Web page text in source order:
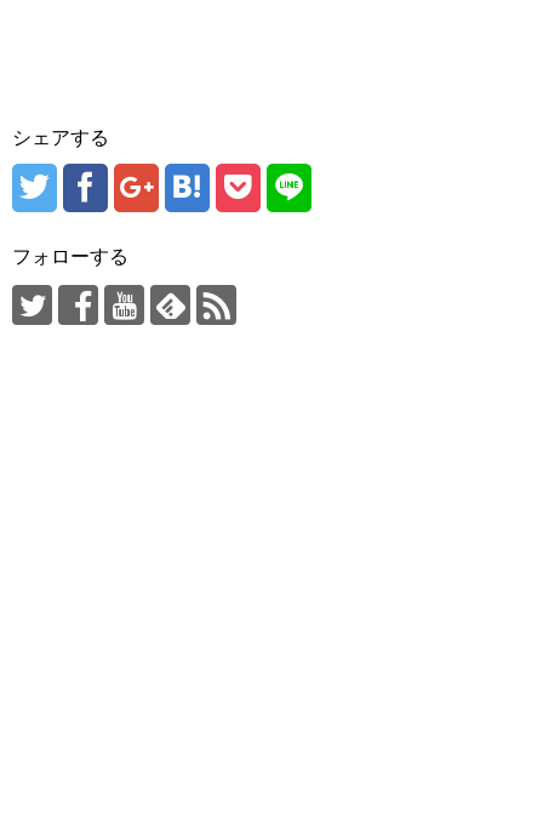
シェアする
フォローする